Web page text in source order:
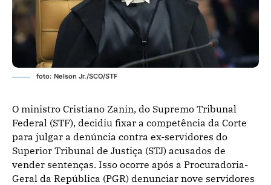
foto: Nelson Jr./SCO/STF
O ministro Cristiano Zanin, do Supremo Tribunal
Federal (STF), decidiu fixar a competência da Corte
para julgar a denúncia contra ex-servidores do
Superior Tribunal de Justiça (STJ) acusados de
vender sentenças. Isso ocorre após a Procuradoria-
Geral da República (PGR) denunciar nove servidores